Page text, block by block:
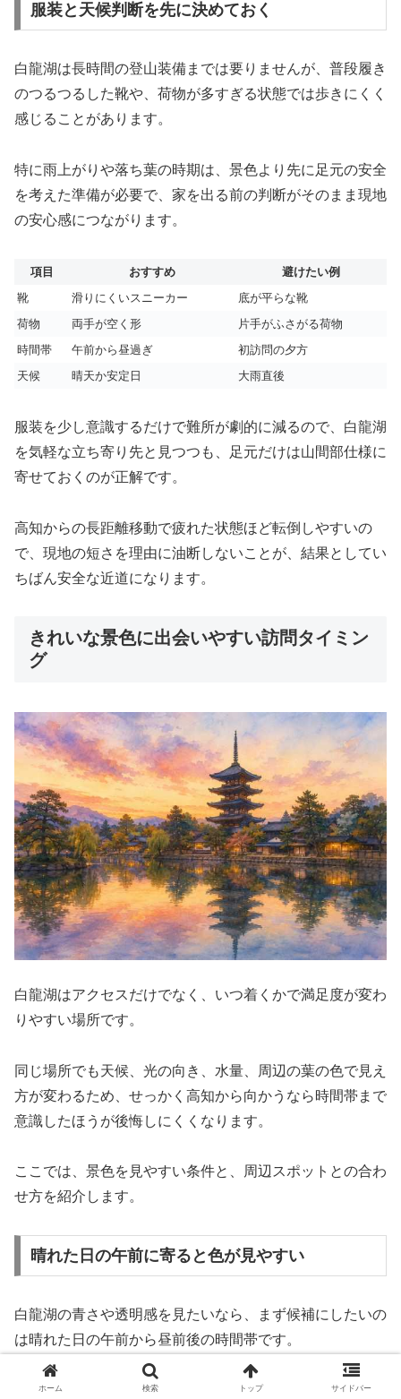
服装と天候判断を先に決めておく
白龍湖は長時間の登山装備までは要りませんが、普段履き
のつるつるした靴や、荷物が多すぎる状態では歩きにくく
感じることがあります。
特に雨上がりや落ち葉の時期は、景色より先に足元の安全
を考えた準備が必要で、家を出る前の判断がそのまま現地
の安心感につながります。
項目 おすすめ
避けたい例
靴
滑りにくいスニーカー
底が平らな靴
荷物
両手が空く形
片手がふさがる荷物
時間帯
午前から昼過ぎ
初訪問の夕方
天候
晴天か安定日 大雨直後
服装を少し意識するだけで難所が劇的に減るので、白龍湖
を気軽な立ち寄り先と見つつも、足元だけは山間部仕様に
寄せておくのが正解です。
高知からの長距離移動で疲れた状態ほど転倒しやすいの
で、現地の短さを理由に油断しないことが、結果としてい
ちばん安全な近道になります。
きれいな景色に出会いやすい訪問タイミン
グ
白龍湖はアクセスだけでなく、いつ着くかで満足度が変わ
りやすい場所です。
同じ場所でも天候、光の向き、水量、周辺の葉の色で見え
方が変わるため、せっかく高知から向かうなら時間帯まで
意識したほうが後悔しにくくなります。
ここでは、景色を見やすい条件と、周辺スポットとの合わ
せ方を紹介します。
晴れた日の午前に寄ると色が見やすい
白龍湖の青さや透明感を見たいなら、まず候補にしたいの
は晴れた日の午前から昼前後の時間帯です。
山あいの水辺は光の入り方で印象が大きく変わるため、暗
ホーム 検索 トップ サイドバー